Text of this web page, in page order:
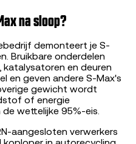
na sloop?
demonteert je S-
Bruikbare onderdelen
katalysatoren en deuren
en geven andere S-Max's
gewicht wordt
of energie
wettelijke 95%-eis.
aangesloten verwerkers